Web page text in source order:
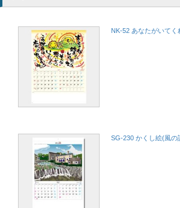
NK-52 あなたがいて
SG-230 かくし絵(風の